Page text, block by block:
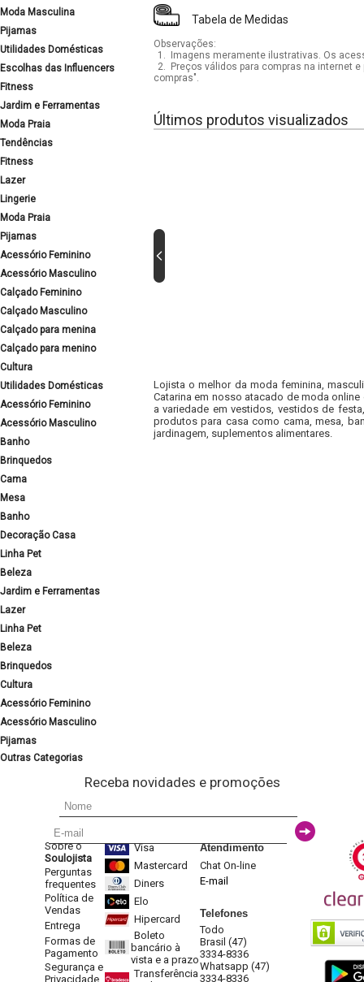
Moda Masculina
Pijamas
Utilidades Domésticas
Escolhas das Influencers
Fitness
Jardim e Ferramentas
Moda Praia
Tendências
Fitness
Lazer
Lingerie
Moda Praia
Pijamas
Acessório Feminino
Acessório Masculino
Calçado Feminino
Calçado Masculino
Calçado para menina
Calçado para menino
Cultura
Utilidades Domésticas
Acessório Feminino
Acessório Masculino
Banho
Brinquedos
Cama
Mesa
Banho
Decoração Casa
Linha Pet
Beleza
Jardim e Ferramentas
Lazer
Linha Pet
Beleza
Brinquedos
Cultura
Acessório Feminino
Acessório Masculino
Pijamas
Outras Categorias
Tabela de Medidas
Observações:
1.
Imagens meramente ilustrativas. Os
2.
Preços válidos para compras na internet
compras".
Últimos produtos visualizados
Lojista o melhor da moda feminina,
Catarina em nosso atacado de moda
a variedade em vestidos, vestidos de
produtos para casa como cama, mesa,
jardinagem, suplementos alimentares.
Receba novidades e promoções
Sobre o
Soulojista
Perguntas
frequentes
Política de
Vendas
Entrega
Formas de
Pagamento
Segurança e
Privacidade
Visa
Mastercard
Diners
Elo
Hipercard
Boleto
bancário à
vista e a prazo
Transferência
Atendimento
Chat On-line
E-mail
Telefones
Todo
Brasil (47)
3334-8336
Whatsapp (47)
3334-8336